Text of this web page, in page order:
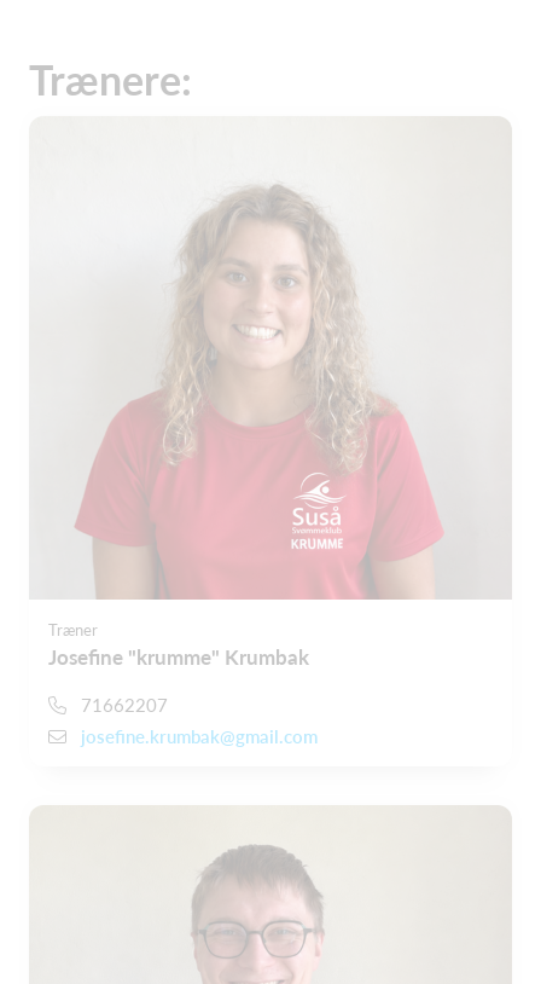
Trænere:
Træner
Josefine "krumme" Krumbak
71662207
josefine.krumbak@gmail.com